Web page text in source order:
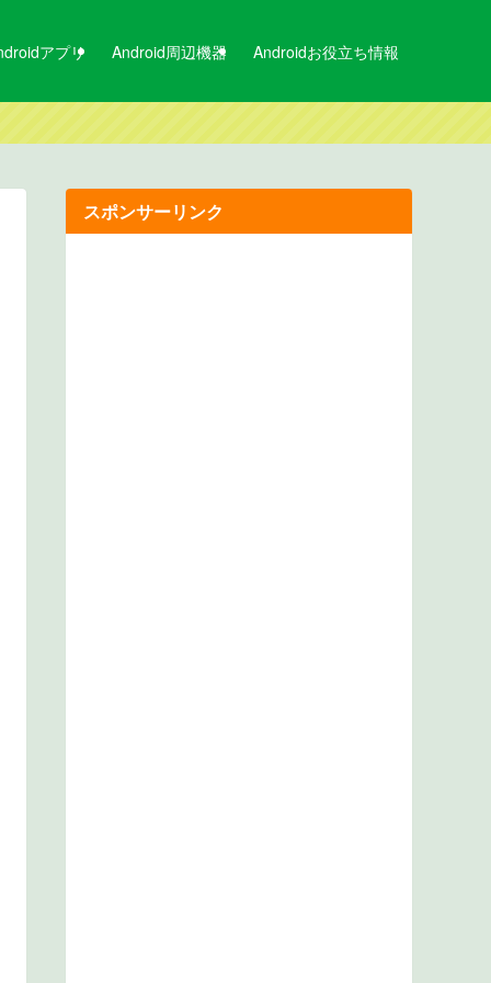
アプリ Android周辺機器 Androidお役立ち情報
スポンサーリンク